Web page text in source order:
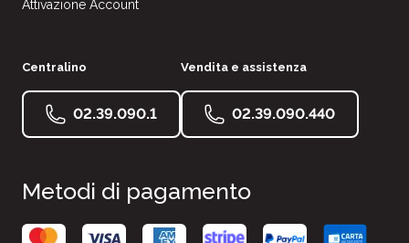
Attivazione Account
Centralino
02.39.090.1
Vendita e assistenza
02.39.090.440
Metodi di pagamento